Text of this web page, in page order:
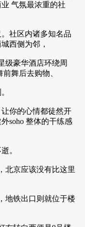
气氛最浓重的社
社区内诸多知名品
西侧为邻，
级豪华酒店环绕周
舞后去购物、
你的心情都徒然开
soho 整体的干练感
。
北京应该没有比这里
地铁出口则就位于楼